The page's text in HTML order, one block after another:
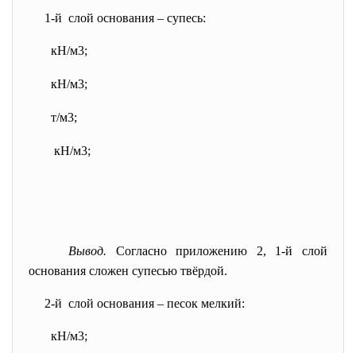
1-й слой основания – супесь:
кН/м3;
кН/м3;
т/м3;
кН/м3;
Вывод. Согласно приложению 2, 1-й слой
основания сложен супесью твёрдой.
2-й слой основания – песок мелкий:
кН/м3;